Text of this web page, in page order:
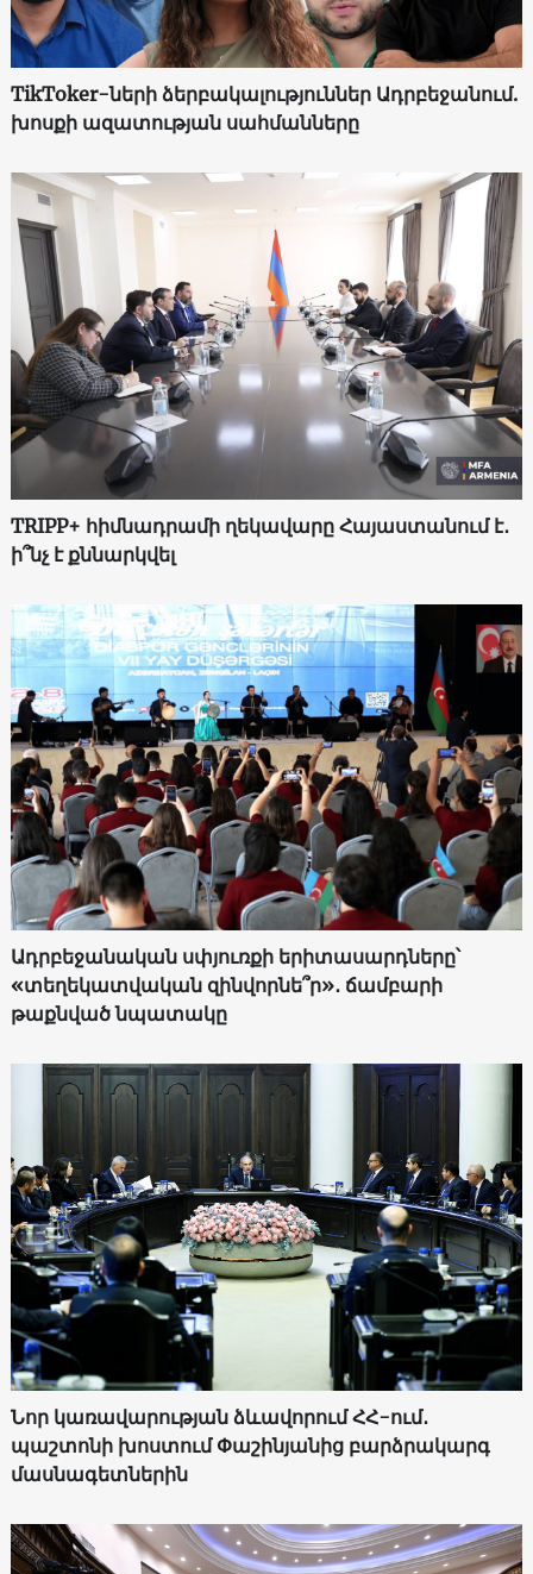
TikToker-ների ձերբակալություններ Ադրբեջանում.
խոսքի ազատության սահմանները
TRIPP+ հիմնադրամի ղեկավարը Հայաստանում է․
ի՞նչ է քննարկվել
Ադրբեջանական սփյուռքի երիտասարդները՝
«տեղեկատվական զինվորնե՞ր»․ ճամբարի
թաքնված նպատակը
Նոր կառավարության ձևավորում ՀՀ-ում․
պաշտոնի խոստում Փաշինյանից բարձրակարգ
մասնագետներին